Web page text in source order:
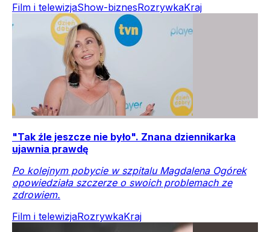
Film i telewizjaShow-biznesRozrywkaKraj
"Tak źle jeszcze nie było". Znana dziennikarka
ujawnia prawdę
Po kolejnym pobycie w szpitalu Magdalena Ogórek
opowiedziała szczerze o swoich problemach ze
zdrowiem.
Film i telewizjaRozrywkaKraj